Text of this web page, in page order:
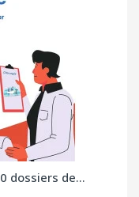
dossiers de...